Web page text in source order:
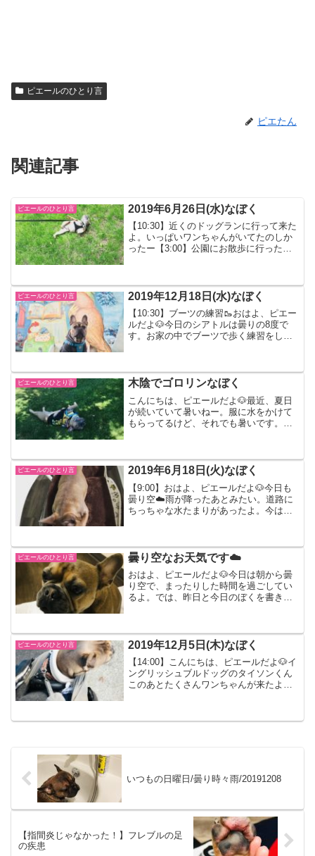
ピエールのひとり言
ピエたん
関連記事
ピエールのひとり言 2019年6月26日(水)なぼく
【10:30】近くのドッグランに行って来た
よ。いっぱいワンちゃんがいてたのしか
ったー【3:00】公園にお散歩に行ったよ
ピエールのひとり言 2019年12月18日(水)なぼく
【10:30】ブーツの練習🥾おはよ、ピエー
ルだよ🐶今日のシアトルは曇りの8度で
す。お家の中でブーツで歩く練習をした
ナナでバナナ🍌を１つ食べたよ。今日は
ぼくの一番好...
ピエールのひとり言 木陰でゴロリンなぼく
こんにちは、ピエールだよ🐶最近、夏日
が続いていて暑いねー。服に水をかけて
もらってるけど、それでも暑いです。最
の10倍くらい時間が...
ピエールのひとり言 2019年6月18日(火)なぼく
【9:00】おはよ、ピエールだよ🐶今日も
曇り空☁️雨が降ったあとみたい。道路に
ちっちゃな水たまりがあったよ。今はお
ご飯になったんだよ。...
ピエールのひとり言 曇り空なお天気です☁️
おはよ、ピエールだよ🐶今日は朝から曇
り空で、まったりした時間を過ごしてい
るよ。では、昨日と今日のぼくを書きま
散歩しに行きました。夕方テケテケと歩
く、ぼく。夕方は...
ピエールのひとり言 2019年12月5日(木)なぼく
【14:00】こんにちは、ピエールだよ🐶イ
ングリッシュブルドッグのタイソンくん
このあとたくさんワンちゃんが来たよ帰
いつもの日曜日/曇り時々雨/20191208
【指間炎じゃなかった！】フレブルの足
の疾患